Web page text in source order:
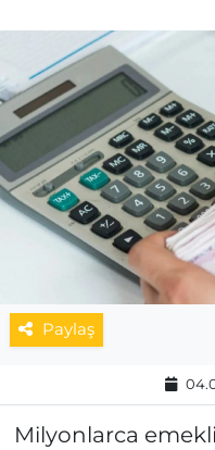
Paylaş
Milyonlarca
SPOR
MAGAZİN